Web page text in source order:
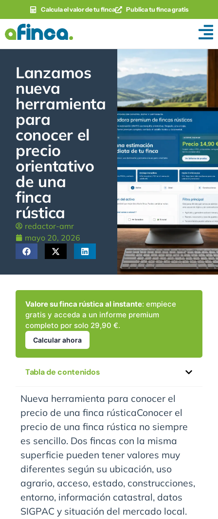
Calcula el valor de tu finca Publica tu finca gratis
Lanzamos
nueva
herramienta
para
conocer el
precio
orientativo
de una
finca
rústica
redactor-amr
mayo 20, 2026
Valore su finca rústica al instante: empiece
gratis y acceda a un informe premium
completo por solo 29,90 €.
Calcular ahora
Tabla de contenidos
Nueva herramienta para conocer el
precio de una finca rústicaConocer el
precio de una finca rústica no siempre
es sencillo. Dos fincas con la misma
superficie pueden tener valores muy
diferentes según su ubicación, uso
agrario, acceso, estado, construcciones,
entorno, información catastral, datos
SIGPAC y situación del mercado local.